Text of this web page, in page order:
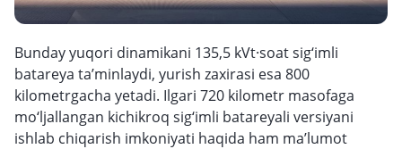
Bunday yuqori dinamikani 135,5 kVt·soat sig‘imli
batareya ta’minlaydi, yurish zaxirasi esa 800
kilometrgacha yetadi. Ilgari 720 kilometr masofaga
mo‘ljallangan kichikroq sig‘imli batareyali versiyani
ishlab chiqarish imkoniyati haqida ham ma’lumot